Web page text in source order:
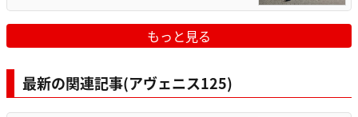
もっと見る
最新の関連記事(アヴェニス125)